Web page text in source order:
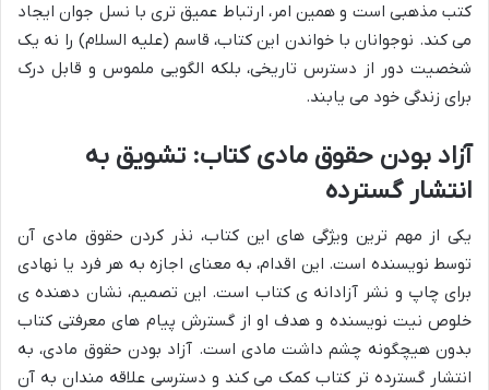
کتب مذهبی است و همین امر، ارتباط عمیق تری با نسل جوان ایجاد
می کند. نوجوانان با خواندن این کتاب، قاسم (علیه السلام) را نه یک
شخصیت دور از دسترس تاریخی، بلکه الگویی ملموس و قابل درک
برای زندگی خود می یابند.
آزاد بودن حقوق مادی کتاب: تشویق به
انتشار گسترده
یکی از مهم ترین ویژگی های این کتاب، نذر کردن حقوق مادی آن
توسط نویسنده است. این اقدام، به معنای اجازه به هر فرد یا نهادی
برای چاپ و نشر آزادانه ی کتاب است. این تصمیم، نشان دهنده ی
خلوص نیت نویسنده و هدف او از گسترش پیام های معرفتی کتاب
بدون هیچگونه چشم داشت مادی است. آزاد بودن حقوق مادی، به
انتشار گسترده تر کتاب کمک می کند و دسترسی علاقه مندان به آن